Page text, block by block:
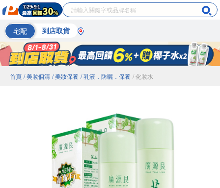
宅配 到店取貨
首頁 / 美妝個清 / 美妝保養 / 乳液．防曬．保養 / 化妝水